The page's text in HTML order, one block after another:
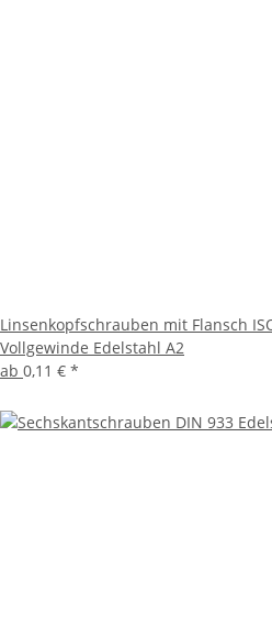
Linsenkopfschrauben mit Flansch
Vollgewinde Edelstahl A2
ab 0,11 € *